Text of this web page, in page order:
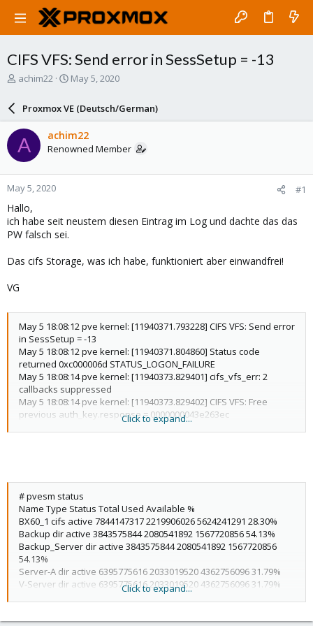
CIFS VFS: Send error in SessSetup = -13
T
a
d
s
t
a
r
t
e
r
achim22
S
a
r
d
a
e
May 5, 2020
Proxmox VE (Deutsch/German)
A achim22
Renowned Member
May 5, 2020 #1
Hallo,
ich habe seit neustem diesen Eintrag im Log und dachte das das
PW falsch sei.
Das cifs Storage, was ich habe, funktioniert aber einwandfrei!
VG
May 5 18:08:12 pve kernel: [11940371.793228] CIFS VFS: Send error
in SessSetup = -13
May 5 18:08:12 pve kernel: [11940371.804860] Status code
returned 0xc000006d STATUS_LOGON_FAILURE
May 5 18:08:14 pve kernel: [11940373.829401] cifs_vfs_err: 2
callbacks suppressed
May 5 18:08:14 pve kernel: [11940373.829402] CIFS VFS: Free
previous auth_key.response = 0000000043e263ec
May 5 18:08:14 pve kernel: [11940373.841404] Status code
May 5 18:08:14 pve kernel: [11940373.853649] Status code
returned 0xc000006d STATUS_LOGON_FAILURE
May 5 18:08:14 pve kernel: [11940373.853652] CIFS VFS: Send error
in SessSetup = -13
May 5 18:08:16 pve kernel: [11940375.877354] CIFS VFS: Free
previous auth_key.response = 0000000043e263ec
May 5 18:08:16 pve kernel: [11940375.889407] Status code
returned 0xc000006d STATUS_LOGON_FAILURE
May 5 18:08:16 pve kernel: [11940375.889410] CIFS VFS: Send error
Click to expand...
# pvesm status
Name Type Status Total Used Available %
BX60_1 cifs active 7844147317 2219906026 5624241291 28.30%
Backup dir active 3843575844 2080541892 1567720856 54.13%
Backup_Server dir active 3843575844 2080541892 1567720856
54.13%
Server-A dir active 6395775616 2033019520 4362756096 31.79%
V-Server dir active 6395775616 2033019520 4362756096 31.79%
test dir active 6395775616 2033019520 4362756096 31.79%
local-zfs zfspool active 5500419208 1137663056 4362756152
Click to expand...